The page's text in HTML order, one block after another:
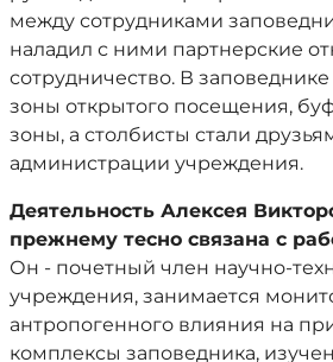
между сотрудниками
наладил с ними партнерские
сотрудничество. В
зоны открытого посещения,
зоны, а столбисты стали
администрации учреждения.
Деятельность Алексея
прежнему тесно связана с
Он - почетный член научно-
учреждения, занимается
антропогенного влияния на
комплексы заповедника,